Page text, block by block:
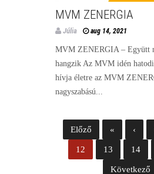
MVM ZENERGIA
Júlia aug 14, 2021
MVM ZENERGIA – Együtt
hangzik Az MVM idén
hívja életre az MVM
nagyszabású...
Előző « ‹
12 13 14
Következő